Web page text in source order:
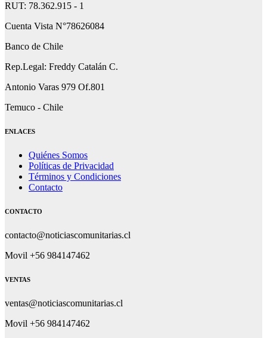
RUT: 78.362.915 - 1
Cuenta Vista N°78626084
Banco de Chile
Rep.Legal: Freddy Catalán C.
Antonio Varas 979 Of.801
Temuco - Chile
ENLACES
Quiénes Somos
Políticas de Privacidad
Términos y Condiciones
Contacto
CONTACTO
contacto@noticiascomunitarias.cl
Movil +56 984147462
VENTAS
ventas@noticiascomunitarias.cl
Movil +56 984147462